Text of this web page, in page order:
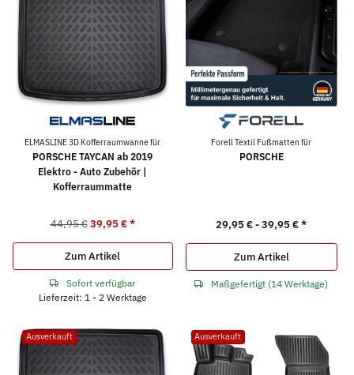
ELMASLINE 3D Kofferraumwanne für
PORSCHE TAYCAN ab 2019
Elektro - Auto Zubehör |
Kofferraummatte
44,95 € 39,95 €*
Zum Artikel
Sofort verfügbar
Lieferzeit: 1 - 2 Werktage
Forell Textil Fußmatten für
PORSCHE
29,95 € -39,95 €*
Zum Artikel
Maßgefertigt (14 Werktage)
Ausverkauft Ausverkauft